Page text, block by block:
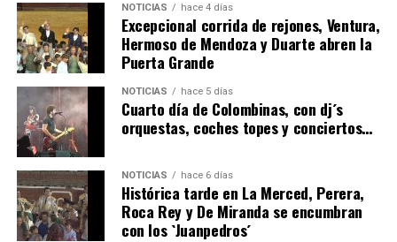
6º DÍA DE LAS FIESTAS COLOMBINAS 2026
hace 4 días Huelvatv
NOTICIAS hace 4 días
Excepcional corrida de rejones, Ventura,
Hermoso de Mendoza y Duarte abren la
Puerta Grande
NOTICIAS hace 5 días
Cuarto día de Colombinas, con dj´s
orquestas, coches topes y conciertos…
NOTICIAS hace 6 días
Histórica tarde en La Merced, Perera,
Roca Rey y De Miranda se encumbran
con los `Juanpedros´